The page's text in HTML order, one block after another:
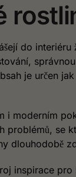
do
je určen
i moderním
problémů, se
dlouhodobě
inspirace